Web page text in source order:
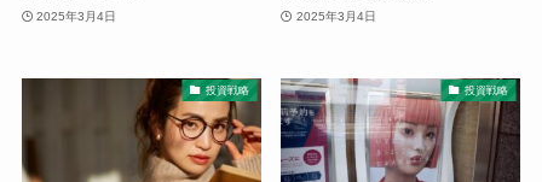
2025年3月4日 2025年3月4日
投資戦略 投資戦略